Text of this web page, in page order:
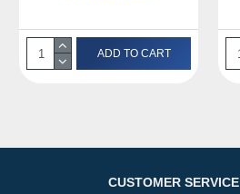
ADD TO CART
CUSTOMER SERVICE